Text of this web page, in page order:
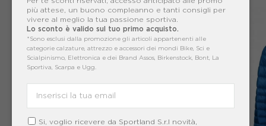
più attese, un buono compleanno e tanti consigli per
vivere al meglio la tua passione sportiva.
Lo sconto è valido sul tuo primo acquisto.
*Sono esclusi dalla promozione gli articoli appartenenti alle
categorie calzature, attrezzo e accessori dei mondi Bike, Sci e
Scialpinismo, Elettronica e dei Brand Assos, Birkenstock, Bont, La
Sportiva, Scarpa e Ugg.
Si, voglio ricevere da Sportland S.r.l novità,